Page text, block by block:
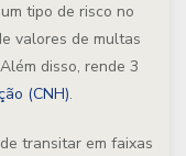
tipo de risco no
valores de multas
disso, rende 3
(CNH).
transitar em faixas